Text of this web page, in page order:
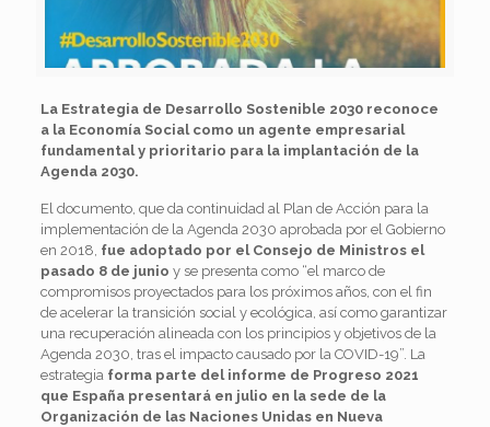
La Estrategia de Desarrollo Sostenible 2030 reconoce
a la Economía Social como un agente empresarial
fundamental y prioritario para la implantación de la
Agenda 2030.
El documento, que da continuidad al Plan de Acción para la
implementación de la Agenda 2030 aprobada por el Gobierno
en 2018, fue adoptado por el Consejo de Ministros el
pasado 8 de junio y se presenta como “el marco de
compromisos proyectados para los próximos años, con el fin
de acelerar la transición social y ecológica, así como garantizar
una recuperación alineada con los principios y objetivos de la
Agenda 2030, tras el impacto causado por la COVID-19”. La
estrategia forma parte del informe de Progreso 2021
que España presentará en julio en la sede de la
Organización de las Naciones Unidas en Nueva